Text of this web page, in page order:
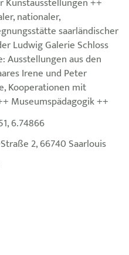
nationaler,
saarländischer
Ludwig Galerie Schloss
Ausstellungen aus den
Irene und Peter
Kooperationen mit
Museumspädagogik ++
6.74866
2, 66740 Saarlouis